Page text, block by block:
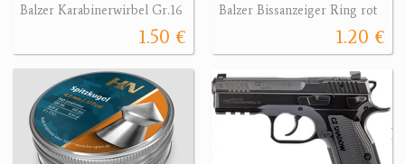
Balzer Karabinerwirbel Gr.16
1.50 €
Balzer Bissanzeiger Ring rot
1.20 €